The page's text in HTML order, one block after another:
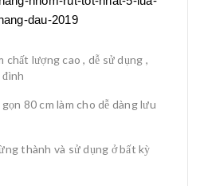
lượng cao , dễ sử dụng ,
80 cm làm cho dễ dàng lưu
thành và sử dụng ở bất kỳ